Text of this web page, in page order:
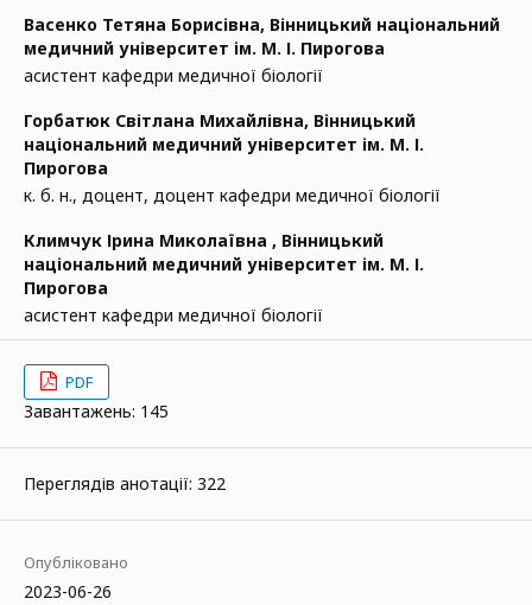
Васенко Тетяна Борисівна, Вінницький національний
медичний університет ім. М. І. Пирогова
асистент кафедри медичної біології
Горбатюк Світлана Михайлівна, Вінницький
національний медичний університет ім. М. І.
Пирогова
к. б. н., доцент, доцент кафедри медичної біології
Климчук Ірина Миколаївна , Вінницький
національний медичний університет ім. М. І.
Пирогова
асистент кафедри медичної біології
PDF
Завантажень: 145
Переглядів анотації: 322
Опубліковано
2023-06-26